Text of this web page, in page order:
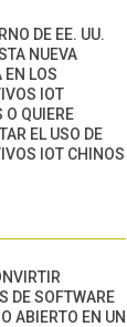
DE EE. UU.
NUEVA
EN LOS
IOT
O QUIERE
EL USO DE
IOT CHINOS
DE SOFTWARE
ABIERTO EN UN